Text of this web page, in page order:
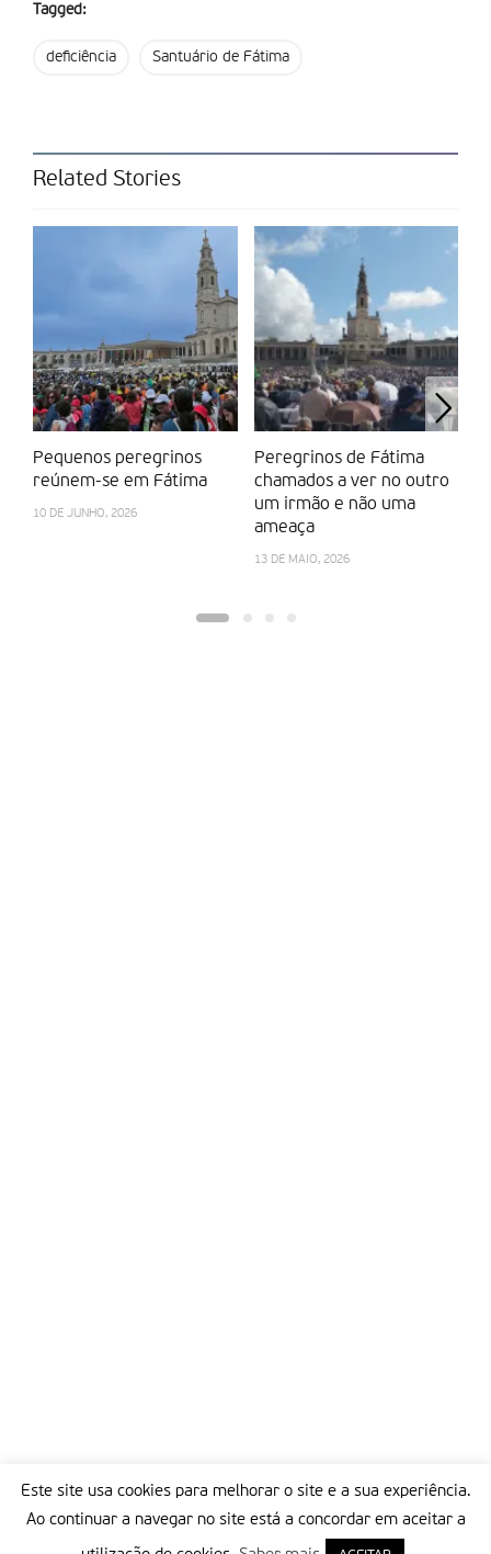
Partilhar isto:
Tagged:
deficiência Santuário de Fátima
Related Stories
Pequenos peregrinos
reúnem-se em Fátima
10 DE JUNHO, 2026
Peregrinos de Fátima
chamados a ver no outro
um irmão e não uma
ameaça
13 DE MAIO, 2026
Este site usa cookies para melhorar o site e a sua experiência.
Ao continuar a navegar no site está a concordar em aceitar a